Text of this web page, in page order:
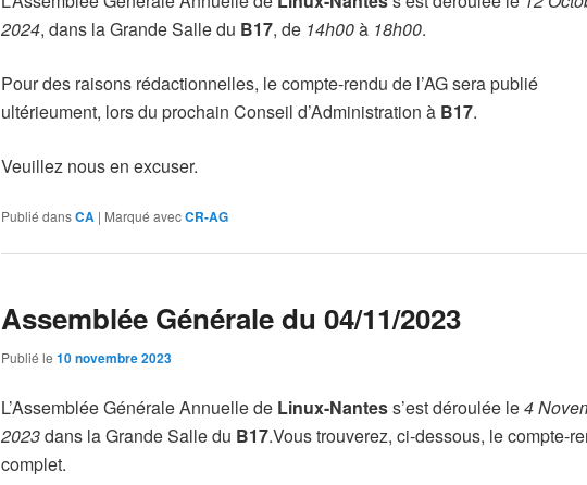
2024, dans la Grande Salle du B17, de 14h00à 18h00.
Pour des raisons rédactionnelles, le compte-rendu de l’AG sera publié
ultérieument, lors du prochain Conseil d’Administration à B17.
Veuillez nous en excuser.
Publié dansCA | Marqué avecCR-AG
Assemblée Générale du 04/11/2023
Publié le 10 novembre 2023
L’Assemblée Générale Annuelle de Linux-Nantess’est déroulée le4
2023dans la Grande Salle du B17.Vous trouverez, ci-dessous, le compte-
complet.